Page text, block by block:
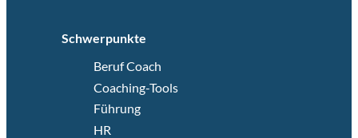
Schwerpunkte
Beruf Coach
Coaching-Tools
Führung
HR